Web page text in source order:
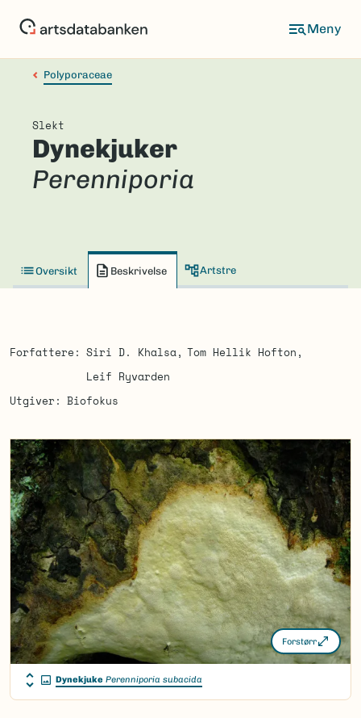
Polyporaceae
Slekt
Dynekjuker
Perenniporia
Oversikt Beskrivelse Artstre
Forfattere Siri D. Khalsa
Tom Hellik Hofton
Leif Ryvarden
Utgiver
Biofokus
Forstørr
Dynekjuke Perenniporia subacida